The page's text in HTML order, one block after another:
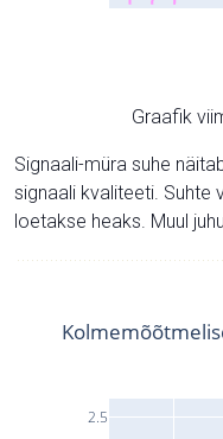
Graafik
Signaali-müra suhe
signaali kvaliteeti. Suhte
loetakse heaks. Muul
2.5